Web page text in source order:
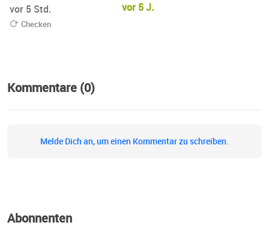
vor 5 Std.
Checken
vor 5 J.
Kommentare (0)
Melde Dich an, um einen Kommentar zu schreiben.
Abonnenten